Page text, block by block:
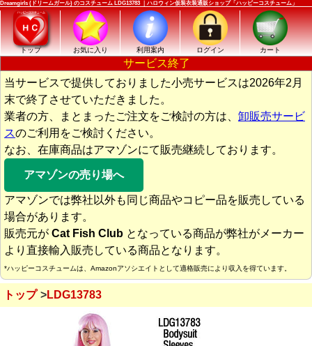
Dreamgirls (ドリームガール) のコスチューム LDG13783 ｜ハロウィン仮装衣装通販ショップ「ハッピーコスチューム」
トップ お気に入り 利用案内 ログイン カート
サービス終了
当サービスで提供しておりました小売サービスは2026年2月
末で終了させていただきました。
業者の方、まとまったご注文をご検討の方は、 卸販売サービ
スのご利用をご検討ください。
なお、在庫商品はアマゾンにて販売継続しております。
アマゾンの売り場へ
アマゾンでは弊社以外も同じ商品やコピー品を販売している
場合があります。
販売元が Cat Fish Club となっている商品が弊社がメーカー
より直接輸入販売している商品となります。
*ハッピーコスチュームは、Amazonアソシエイトとして適格販売により収入を得ています。
トップ LDG13783